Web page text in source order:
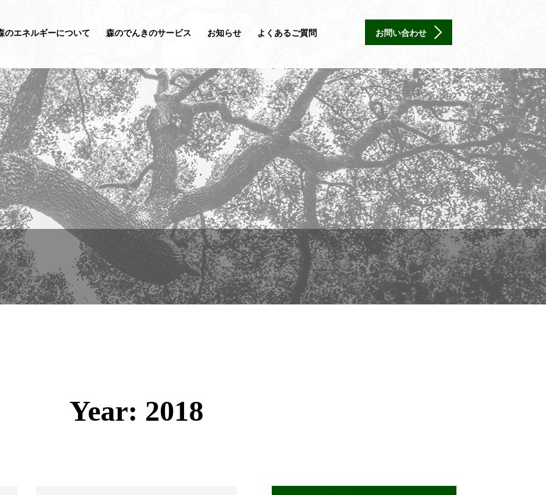
のエネルギーについて 森のでんきのサービス お知らせ よくあるご質問 お問い合わせ
Year: 2018